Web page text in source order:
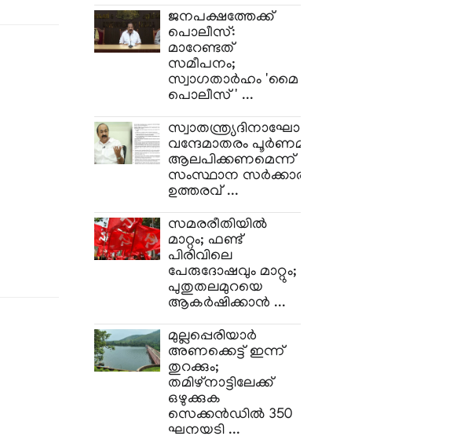
ജനപക്ഷത്തേക്ക്
പൊലീസ്:
മാറേണ്ടത്
സമീപനം;
സ്വാഗതാർഹം 'മൈ
പൊലീസ്' ...
സ്വാതന്ത്ര്യദിനാഘോഷത്തിൽ
വന്ദേമാതരം പൂർണമായും
ആലപിക്കണമെന്ന്
സംസ്ഥാന സർക്കാരിന്റെ
ഉത്തരവ് ...
സമരരീതിയിൽ
മാറ്റം; ഫണ്ട്
പിരിവിലെ
പേരുദോഷവും മാറ്റും;
പുതുതലമുറയെ
ആകർഷിക്കാൻ ...
മുല്ലപ്പെരിയാർ
അണക്കെട്ട് ഇന്ന്
തുറക്കും;
തമിഴ്നാട്ടിലേക്ക്
ഒഴുക്കുക
സെക്കൻഡിൽ 350
ഘനയടി ...